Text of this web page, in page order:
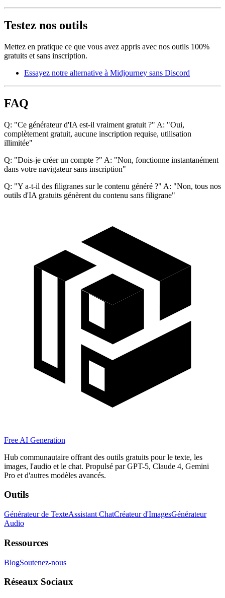
Testez nos outils
Mettez en pratique ce que vous avez appris avec nos outils 100%
gratuits et sans inscription.
Essayez notre alternative à Midjourney sans Discord
FAQ
Q: "Ce générateur d'IA est-il vraiment gratuit ?" A: "Oui,
complètement gratuit, aucune inscription requise, utilisation
illimitée"
Q: "Dois-je créer un compte ?" A: "Non, fonctionne instantanément
dans votre navigateur sans inscription"
Q: "Y a-t-il des filigranes sur le contenu généré ?" A: "Non, tous nos
outils d'IA gratuits génèrent du contenu sans filigrane"
Free AI Generation
Hub communautaire offrant des outils gratuits pour le texte, les
images, l'audio et le chat. Propulsé par GPT-5, Claude 4, Gemini
Pro et d'autres modèles avancés.
Outils
Générateur de TexteAssistant ChatCréateur d'ImagesGénérateur
Audio
Ressources
BlogSoutenez-nous
Réseaux Sociaux